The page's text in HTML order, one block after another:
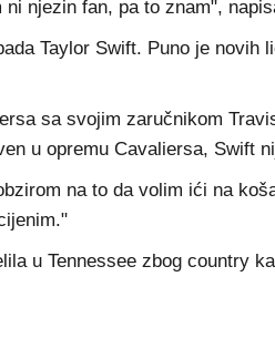
njezin fan, pa to znam",
Taylor Swift. Puno je novih
sa svojim zaručnikom
u opremu Cavaliersa, Swift
na to da volim ići na
u Tennessee zbog country